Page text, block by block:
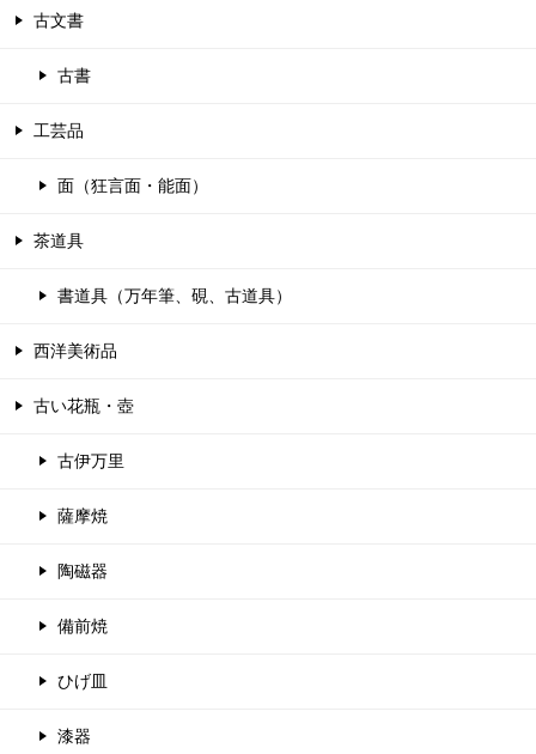
古文書
古書
工芸品
面（狂言面・能面）
茶道具
書道具（万年筆、硯、古道具）
西洋美術品
古い花瓶・壺
古伊万里
薩摩焼
陶磁器
備前焼
ひげ皿
漆器